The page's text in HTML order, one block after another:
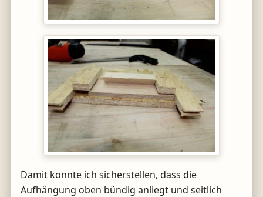
Damit konnte ich sicherstellen, dass die
Aufhängung oben bündig anliegt und seitlich